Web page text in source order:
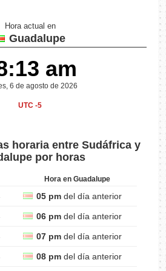
Hora actual en
Guadalupe
am
6 de agosto de 2026
UTC -5
horaria entre Sudáfrica y
por horas
Hora en Guadalupe
05 pm del día anterior
06 pm del día anterior
07 pm del día anterior
08 pm del día anterior